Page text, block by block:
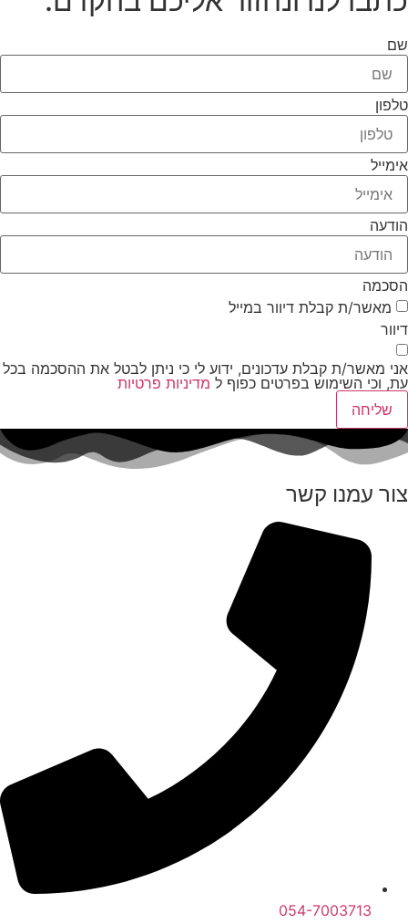
שם
טלפון
אימייל
הודעה
הסכמה
מאשר/ת קבלת דיוור במייל
דיוור
אני מאשר/ת קבלת עדכונים, ידוע לי כי ניתן לבטל את ההסכמה בכל
עת, וכי השימוש בפרטים כפוף ל מדיניות פרטיות
שליחה
צור עמנו קשר
054-7003713